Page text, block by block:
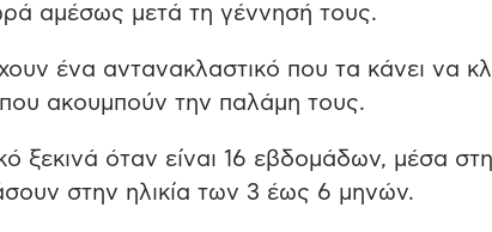
αμέσως μετά τη γέννησή τους.
ένα αντανακλαστικό που τα κάνει να
ακουμπούν την παλάμη τους.
ξεκινά όταν είναι 16 εβδομάδων, μέσα
στην ηλικία των 3 έως 6 μηνών.